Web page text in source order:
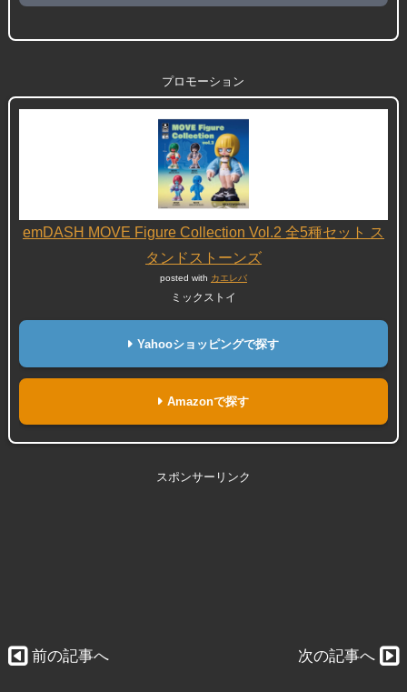
プロモーション
emDASH MOVE Figure Collection Vol.2 全5種セット ス
タンドストーンズ
posted with カエレバ
ミックストイ
Yahooショッピングで探す
Amazonで探す
スポンサーリンク
前の記事へ 次の記事へ